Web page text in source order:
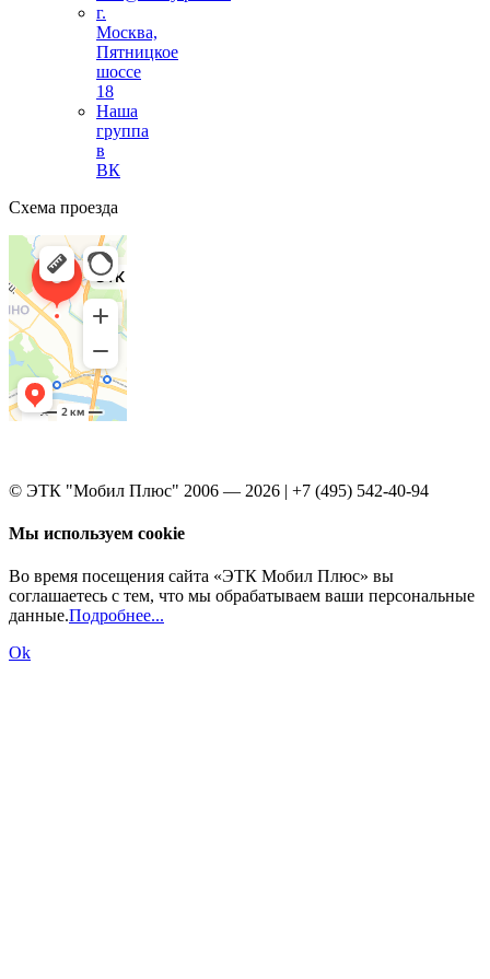
г.
Москва,
Пятницкое
шоссе
18
Наша
группа
в
ВК
Схема проезда
© ЭТК "Мобил Плюс" 2006 — 2026 | +7 (495) 542-40-94
Мы используем cookie
Во время посещения сайта «ЭТК Мобил Плюс» вы
соглашаетесь с тем, что мы обрабатываем ваши персональные
данные.Подробнее...
Ok